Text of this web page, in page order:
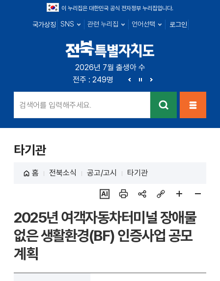
전북특별자치
도
2026년 7월 출생아 수
전주 : 249명 군산 : 89명
이 누리집은 대한민국 공식 전자정부 누리집입니다.
국가상징 SNS 관련 누리집 언어선택 로그인
타기관
홈 전북소식 공고/고시 타기관
천
공유 복사
지
확대
지
축소
2025년 여객자동차터미널 장애물
없은 생활환경(BF) 인증사업 공모
계획